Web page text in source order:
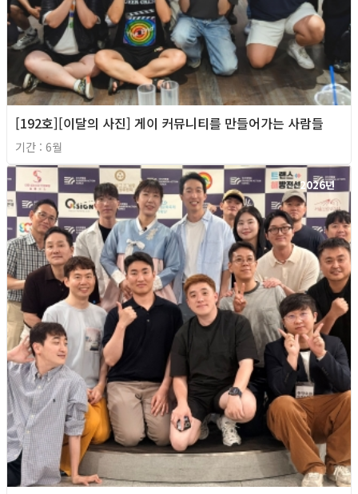
[192호][이달의 사진] 게이 커뮤니티를 만들어가는 사람들
기간 : 6월
2026년